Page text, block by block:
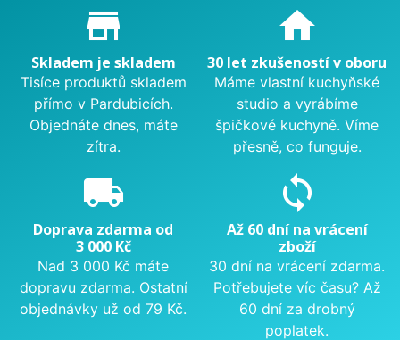
Proč nakupovat u nás?
store_mall_directory
Skladem je skladem
Tisíce produktů skladem
přímo v Pardubicích.
Objednáte dnes, máte
zítra.
home
30 let zkušeností v oboru
Máme vlastní kuchyňské
studio a vyrábíme
špičkové kuchyně. Víme
přesně, co funguje.
local_shipping
Doprava zdarma od
3 000 Kč
Nad 3 000 Kč máte
dopravu zdarma. Ostatní
objednávky už od 79 Kč.
sync
Až 60 dní na vrácení
zboží
30 dní na vrácení zdarma.
Potřebujete víc času? Až
60 dní za drobný
poplatek.